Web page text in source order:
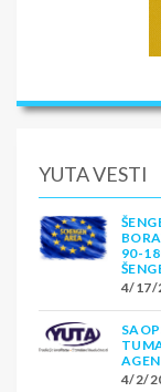
YUTA VESTI
90-
4/17/
4/2/